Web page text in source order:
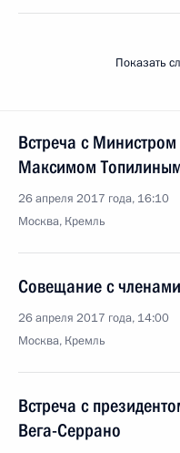
Показать
Встреча с
Максимом
26 апреля 2017 года, 16:10
Москва, Кремль
Совещание с
26 апреля 2017 года, 14:00
Москва, Кремль
Встреча с
Вега-Серрано